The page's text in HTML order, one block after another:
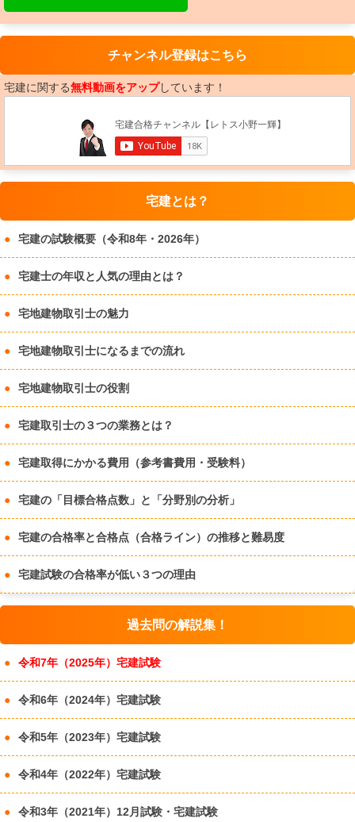
チャンネル登録はこちら
宅建に関する無料動画をアップしています！
宅建とは？
宅建の試験概要（令和8年・2026年）
宅建士の年収と人気の理由とは？
宅地建物取引士の魅力
宅地建物取引士になるまでの流れ
宅地建物取引士の役割
宅建取引士の３つの業務とは？
宅建取得にかかる費用（参考書費用・受験料）
宅建の「目標合格点数」と「分野別の分析」
宅建の合格率と合格点（合格ライン）の推移と難易度
宅建試験の合格率が低い３つの理由
過去問の解説集！
令和7年（2025年）宅建試験
令和6年（2024年）宅建試験
令和5年（2023年）宅建試験
令和4年（2022年）宅建試験
令和3年（2021年）12月試験・宅建試験